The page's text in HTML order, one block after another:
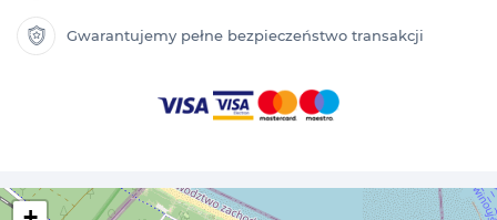
Gwarantujemy pełne bezpieczeństwo transakcji